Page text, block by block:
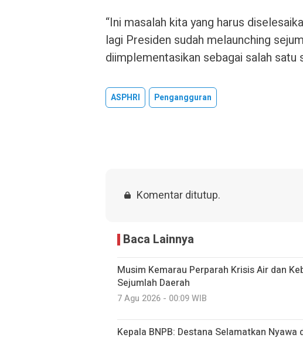
“Ini masalah kita yang harus
lagi Presiden sudah melaunching
diimplementasikan sebagai salah satu
ASPHRI Pengangguran
Komentar ditutup.
Baca Lainnya
Musim Kemarau Perparah Krisis Air dan
Sejumlah Daerah
7 Agu 2026 - 00:09 WIB
Kepala BNPB: Destana Selamatkan Nyawa